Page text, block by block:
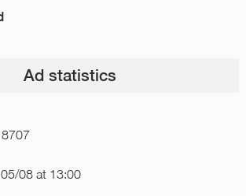
Ad statistics
08 at 13:00